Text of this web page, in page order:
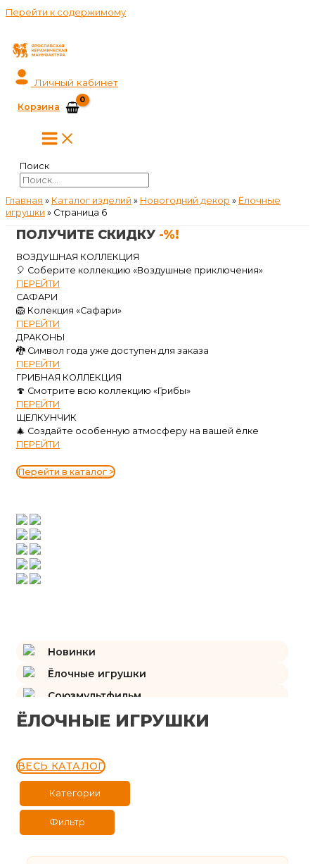
Перейти к содержимому
Личный кабинет
Корзина
Поиск
Главная » Каталог изделий » Новогодний декор » Ёлочные
игрушки » Страница 6
ПОЛУЧИТЕ СКИДКУ -%!
ВОЗДУШНАЯ КОЛЛЕКЦИЯ
🎈 Соберите коллекцию «Воздушные приключения»
ПЕРЕЙТИ
САФАРИ
🦁 Колекция «Сафари»
ПЕРЕЙТИ
ДРАКОНЫ
🐉 Символ года уже доступен для заказа
ПЕРЕЙТИ
ГРИБНАЯ КОЛЛЕКЦИЯ
🍄 Смотрите всю коллекцию «Грибы»
ПЕРЕЙТИ
ЩЕЛКУНЧИК
🎄 Создайте особенную атмосферу на вашей ёлке
ПЕРЕЙТИ
Перейти в каталог >
Новинки
Ёлочные игрушки
Союзмультфильм
Подарки и сувениры
ЁЛОЧНЫЕ ИГРУШКИ
ВЕСЬ КАТАЛОГ
Категории
Фильтр